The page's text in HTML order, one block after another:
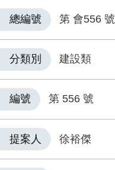
總編號 第 會556 號
分類別 建設類
編號 第 556 號
提案人 徐裕傑